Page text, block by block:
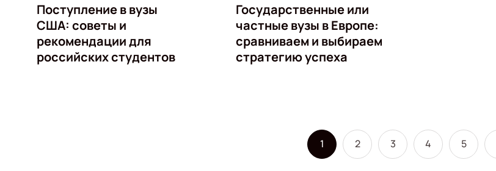
Поступление в вузы
США: советы и
рекомендации для
российских студентов
Государственные или
частные вузы в Европе:
сравниваем и выбираем
стратегию успеха
1 2 3 4 5